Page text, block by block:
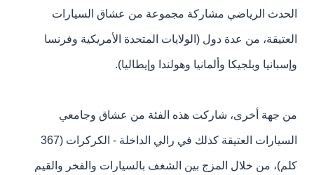
الحدث الرياضي مشاركة مجموعة من عشاق السيارات
العتيقة، من عدة دول (الولايات المتحدة الأمريكية وفرنسا
وإسبانيا وبلجيكا وألمانيا وهولندا وإيطاليا).
من جهة أخرى، شاركت هذه الفئة من عشاق وجامعي
السيارات العتيقة كذلك في رالي الداخلة - الكركرات (367
كلم)، من خلال المزج بين الشغف بالسيارات والفخر والقيم